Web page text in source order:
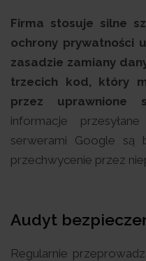
Firma stosuje silne
ochrony prywatności
zasadzie zamiany
trzecich kod, który
przez uprawnione
informacje
serwerami Google są
przechwycenie przez
Audyt
Regularnie